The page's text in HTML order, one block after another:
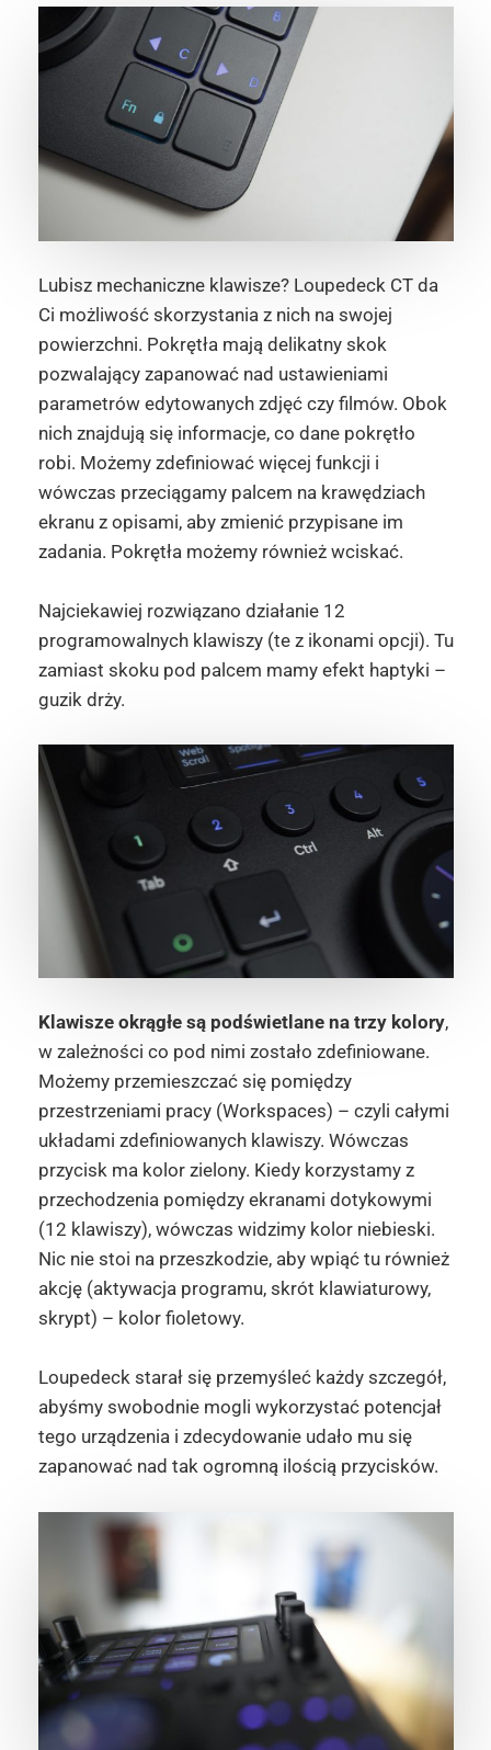
Lubisz mechaniczne klawisze? Loupedeck CT da
Ci możliwość skorzystania z nich na swojej
powierzchni. Pokrętła mają delikatny skok
pozwalający zapanować nad ustawieniami
parametrów edytowanych zdjęć czy filmów. Obok
nich znajdują się informacje, co dane pokrętło
robi. Możemy zdefiniować więcej funkcji i
wówczas przeciągamy palcem na krawędziach
ekranu z opisami, aby zmienić przypisane im
zadania. Pokrętła możemy również wciskać.
Najciekawiej rozwiązano działanie 12
programowalnych klawiszy (te z ikonami opcji). Tu
zamiast skoku pod palcem mamy efekt haptyki –
guzik drży.
Klawisze okrągłe są podświetlane na trzy kolory,
w zależności co pod nimi zostało zdefiniowane.
Możemy przemieszczać się pomiędzy
przestrzeniami pracy (Workspaces) – czyli całymi
układami zdefiniowanych klawiszy. Wówczas
przycisk ma kolor zielony. Kiedy korzystamy z
przechodzenia pomiędzy ekranami dotykowymi
(12 klawiszy), wówczas widzimy kolor niebieski.
Nic nie stoi na przeszkodzie, aby wpiąć tu również
akcję (aktywacja programu, skrót klawiaturowy,
skrypt) – kolor fioletowy.
Loupedeck starał się przemyśleć każdy szczegół,
abyśmy swobodnie mogli wykorzystać potencjał
tego urządzenia i zdecydowanie udało mu się
zapanować nad tak ogromną ilością przycisków.